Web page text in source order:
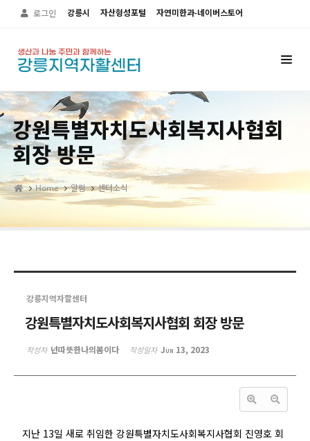
로그인 강릉시 자산형성포털 자연미한과-네이버스토어
강원특별자치도사회복지사협회
회장 방문
Home 알림 센터소식
강릉지역자할센터
강원특별자치도사회복지사협회 회장 방문
작성자 넌따뜻한나의봄이다 작성일자 Jun 13, 2023
지난 13일 새로 취임한 강원특별자치도사회복지사협회 진영호 회
Sketchbook5, 스케치북5